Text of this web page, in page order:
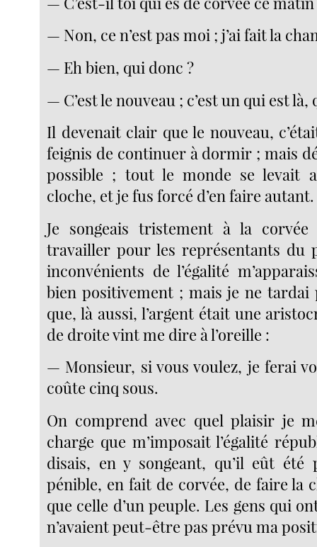
— Non, ce n’est pas moi ; j’ai fait la
— Eh bien, qui donc ?
— C’est le nouveau ; c’est un qui est
Il devenait clair que le nouveau,
feignis de continuer à dormir ; mais
possible ; tout le monde se levait
cloche, et je fus forcé d’en faire autant.
Je songeais tristement à la
travailler pour les représentants du
inconvénients de l’égalité
bien positivement ; mais je ne tardai
que, là aussi, l’argent était une
de droite vint me dire à l’oreille :
— Monsieur, si vous voulez, je ferai
coûte cinq sous.
On comprend avec quel plaisir je
charge que m’imposait l’égalité
disais, en y songeant, qu’il eût été
pénible, en fait de corvée, de faire la
que celle d’un peuple. Les gens qui
n’avaient peut-être pas prévu ma